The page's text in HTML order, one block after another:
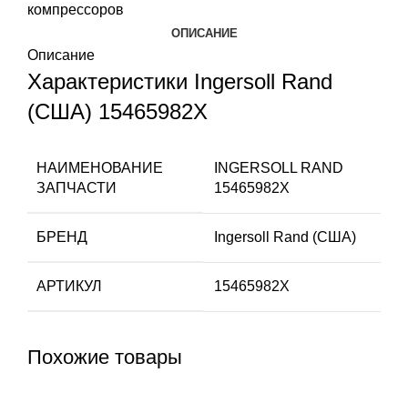
компрессоров
ОПИСАНИЕ
Описание
Характеристики Ingersoll Rand
(США) 15465982X
НАИМЕНОВАНИЕ
ЗАПЧАСТИ
INGERSOLL RAND
15465982X
БРЕНД Ingersoll Rand (США)
АРТИКУЛ 15465982X
Похожие товары